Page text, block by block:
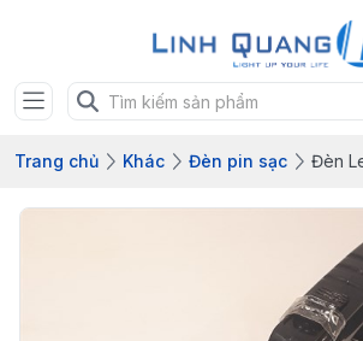
Trang chủ Khác Đèn pin sạc Đèn